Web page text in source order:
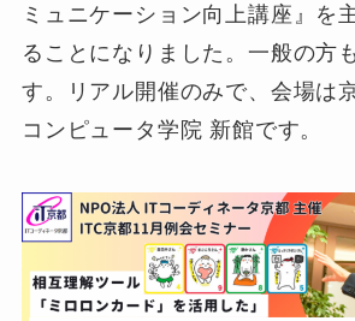
ミュニケーション向上講座』を
ることになりました。一般の方
す。リアル開催のみで、会場は
コンピュータ学院 新館です。